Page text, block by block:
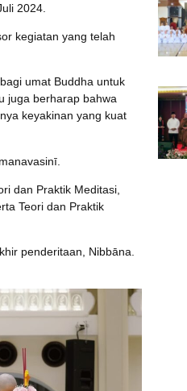
2024.
kegiatan yang telah
umat Buddha untuk
juga berharap bahwa
keyakinan yang kuat
dan Praktik Meditasi,
Teori dan Praktik
penderitaan, Nibbāna.